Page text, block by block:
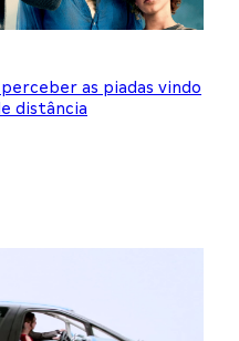
as piadas vindo
distância